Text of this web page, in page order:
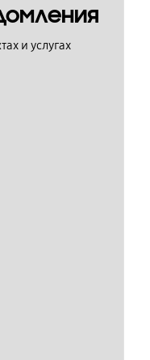
и услугах